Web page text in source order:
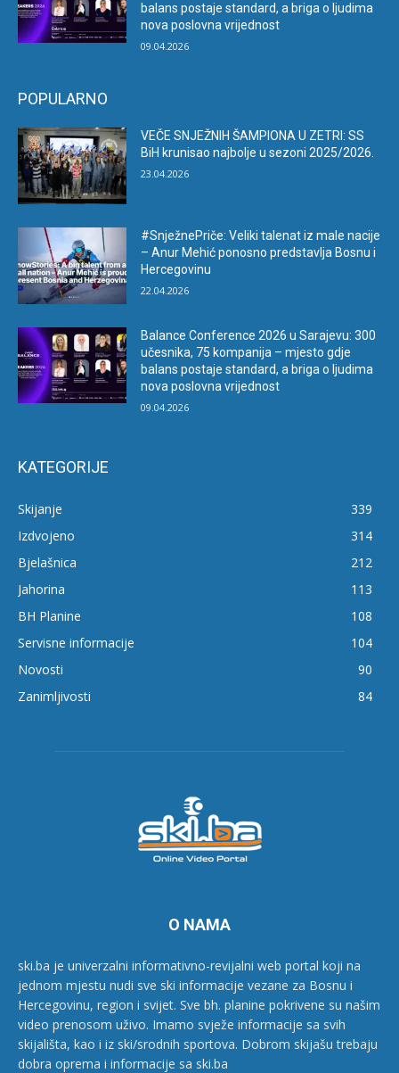
balans postaje standard, a briga o ljudima
nova poslovna vrijednost
09.04.2026
POPULARNO
VEČE SNJEŽNIH ŠAMPIONA U ZETRI: SS
BiH krunisao najbolje u sezoni 2025/2026.
23.04.2026
#SnježnePriče: Veliki talenat iz male nacije
– Anur Mehić ponosno predstavlja Bosnu i
Hercegovinu
22.04.2026
Balance Conference 2026 u Sarajevu: 300
učesnika, 75 kompanija – mjesto gdje
balans postaje standard, a briga o ljudima
nova poslovna vrijednost
09.04.2026
KATEGORIJE
Skijanje
339
Izdvojeno
314
Bjelašnica
212
Jahorina
113
BH Planine
108
Servisne informacije
104
Novosti
90
Zanimljivosti
84
O NAMA
ski.ba je univerzalni informativno-revijalni web portal koji na
jednom mjestu nudi sve ski informacije vezane za Bosnu i
Hercegovinu, region i svijet. Sve bh. planine pokrivene su našim
video prenosom uživo. Imamo svježe informacije sa svih
skijališta, kao i iz ski/srodnih sportova. Dobrom skijašu trebaju
dobra oprema i informacije sa ski.ba